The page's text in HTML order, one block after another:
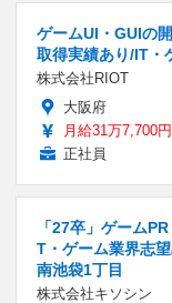
ゲームUI・GUIの
取得実績あり/IT・
株式会社RIOT
大阪府
月給31万7,700
正社員
「27卒」ゲーム
T・ゲーム業界志
南池袋1丁目
株式会社キソシン